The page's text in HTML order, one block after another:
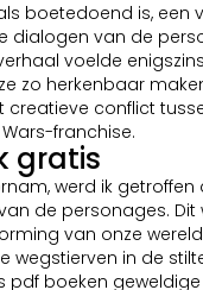
boetedoend is, een
dialogen van de
voelde
zo herkenbaar
conflict
franchise.
gratis
werd ik
de personages.
van onze
wegstierven in de
pdf boeken